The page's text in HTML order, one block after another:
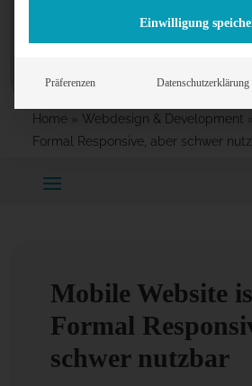
Home »Webdesign & Development
Formal Responsive, aber schwer
Mobile Website
Formal
schwer nutzbar
Einwilligung
Präferenzen Datenschutzerklärung